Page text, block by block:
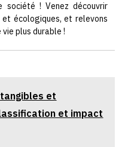
société ! Venez découvrir
écologiques, et relevons
plus durable !
et
et impact